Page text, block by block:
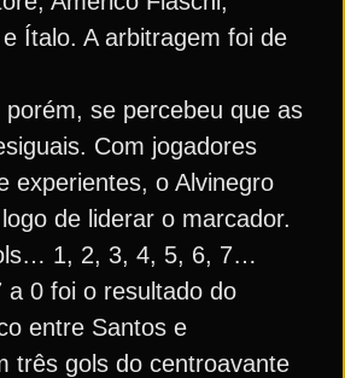
Ítalo. A arbitragem foi de
se percebeu que as
Com jogadores
experientes, o Alvinegro
de liderar o marcador.
1, 2, 3, 4, 5, 6, 7…
a 0 foi o resultado do
entre Santos e
três gols do centroavante